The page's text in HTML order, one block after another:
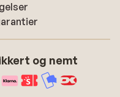
og nemt